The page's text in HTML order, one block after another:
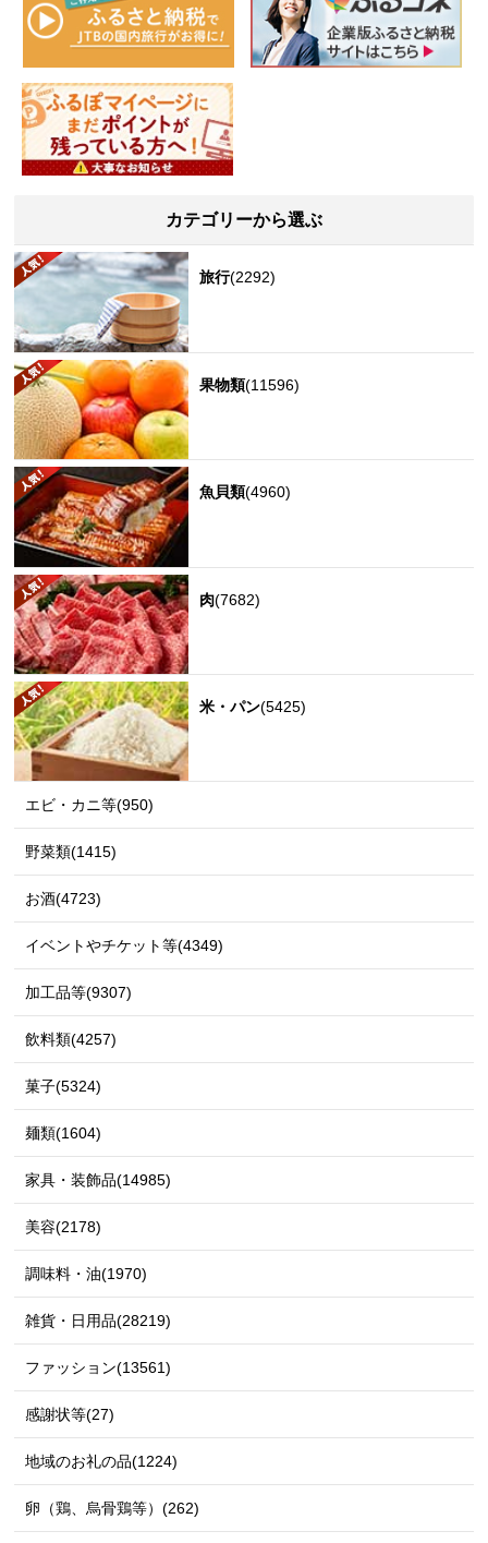
カテゴリーから選ぶ
旅行(2292)
果物類(11596)
魚貝類(4960)
肉(7682)
米・パン(5425)
エビ・カニ等(950)
野菜類(1415)
お酒(4723)
イベントやチケット等(4349)
加工品等(9307)
飲料類(4257)
菓子(5324)
麺類(1604)
家具・装飾品(14985)
美容(2178)
調味料・油(1970)
雑貨・日用品(28219)
ファッション(13561)
感謝状等(27)
地域のお礼の品(1224)
卵（鶏、烏骨鶏等）(262)